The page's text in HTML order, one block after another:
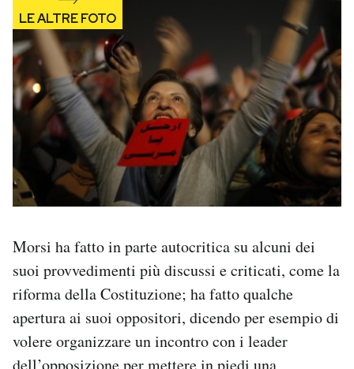
Morsi ha fatto in parte autocritica su alcuni dei
suoi provvedimenti più discussi e criticati, come la
riforma della Costituzione; ha fatto qualche
apertura ai suoi oppositori, dicendo per esempio di
volere organizzare un incontro con i leader